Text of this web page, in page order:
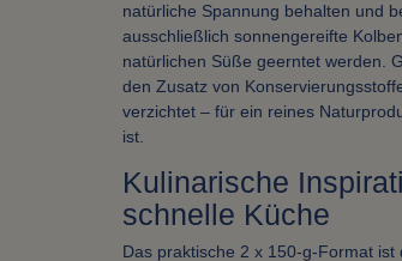
natürliche Spannung behalten und
ausschließlich sonnengereifte
natürlichen Süße geerntet werden.
den Zusatz von
verzichtet – für ein reines
ist.
Kulinarische
schnelle Küche
Das praktische 2 x 150-g-Format